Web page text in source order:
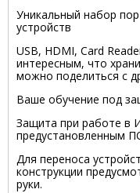
Уникальный набор
устройств
USB, HDMI, Card
интересным, что
можно поделиться с
Ваше обучение под
Защита при работе в
предустановленным
Для переноса
конструкции
руки.